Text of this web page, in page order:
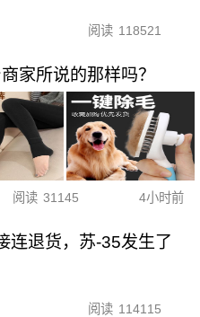
阅读 118521
家所说的那样吗？
阅读 31145 4小时前
连退货，苏-35发生了
阅读 114115